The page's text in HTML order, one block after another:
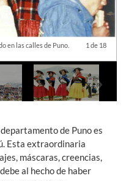
en las calles de Puno. 1 de 18
Next
de Puno es
Esta extraordinaria
máscaras, creencias,
al hecho de haber